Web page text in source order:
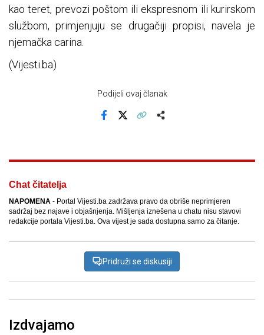
kao teret, prevozi poštom ili ekspresnom ili kurirskom
službom, primjenjuju se drugačiji propisi, navela je
njemačka carina.
(Vijesti.ba)
Podijeli ovaj članak
Chat čitatelja
NAPOMENA - Portal Vijesti.ba zadržava pravo da obriše neprimjeren
sadržaj bez najave i objašnjenja. Mišljenja iznešena u chatu nisu stavovi
redakcije portala Vijesti.ba. Ova vijest je sada dostupna samo za čitanje.
Pridruži se diskusiji
Izdvajamo